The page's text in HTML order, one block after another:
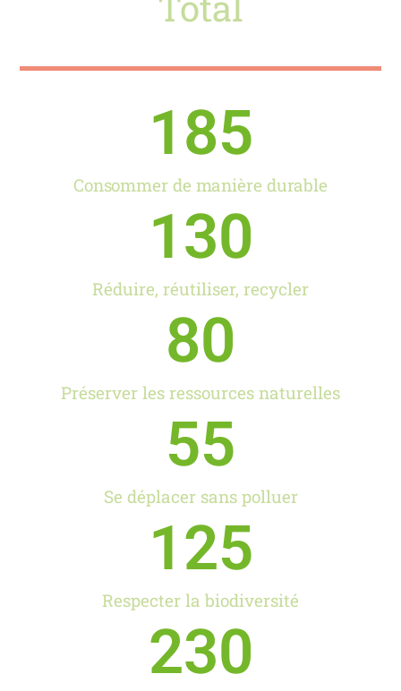
Consommer de manière durable
185
Réduire, réutiliser, recycler
130
Préserver les ressources naturelles
80
Se déplacer sans polluer
55
Respecter la biodiversité
125
230